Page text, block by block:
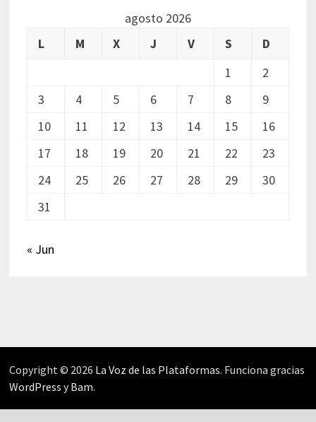
agosto 2026
L
M X J V S
D
1
2
3
4 5 6 7 8
9
10
11 12 13 14 15
16
17
18 19 20 21 22
23
24
25 26 27 28 29
30
31
« Jun
Copyright © 2026 La Voz de las Plataformas. Funciona gracias
WordPress yBam.